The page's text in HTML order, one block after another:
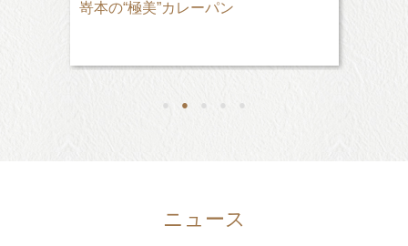
嵜本の“極美”カレーパン
● ● ● ● ●
ニュース